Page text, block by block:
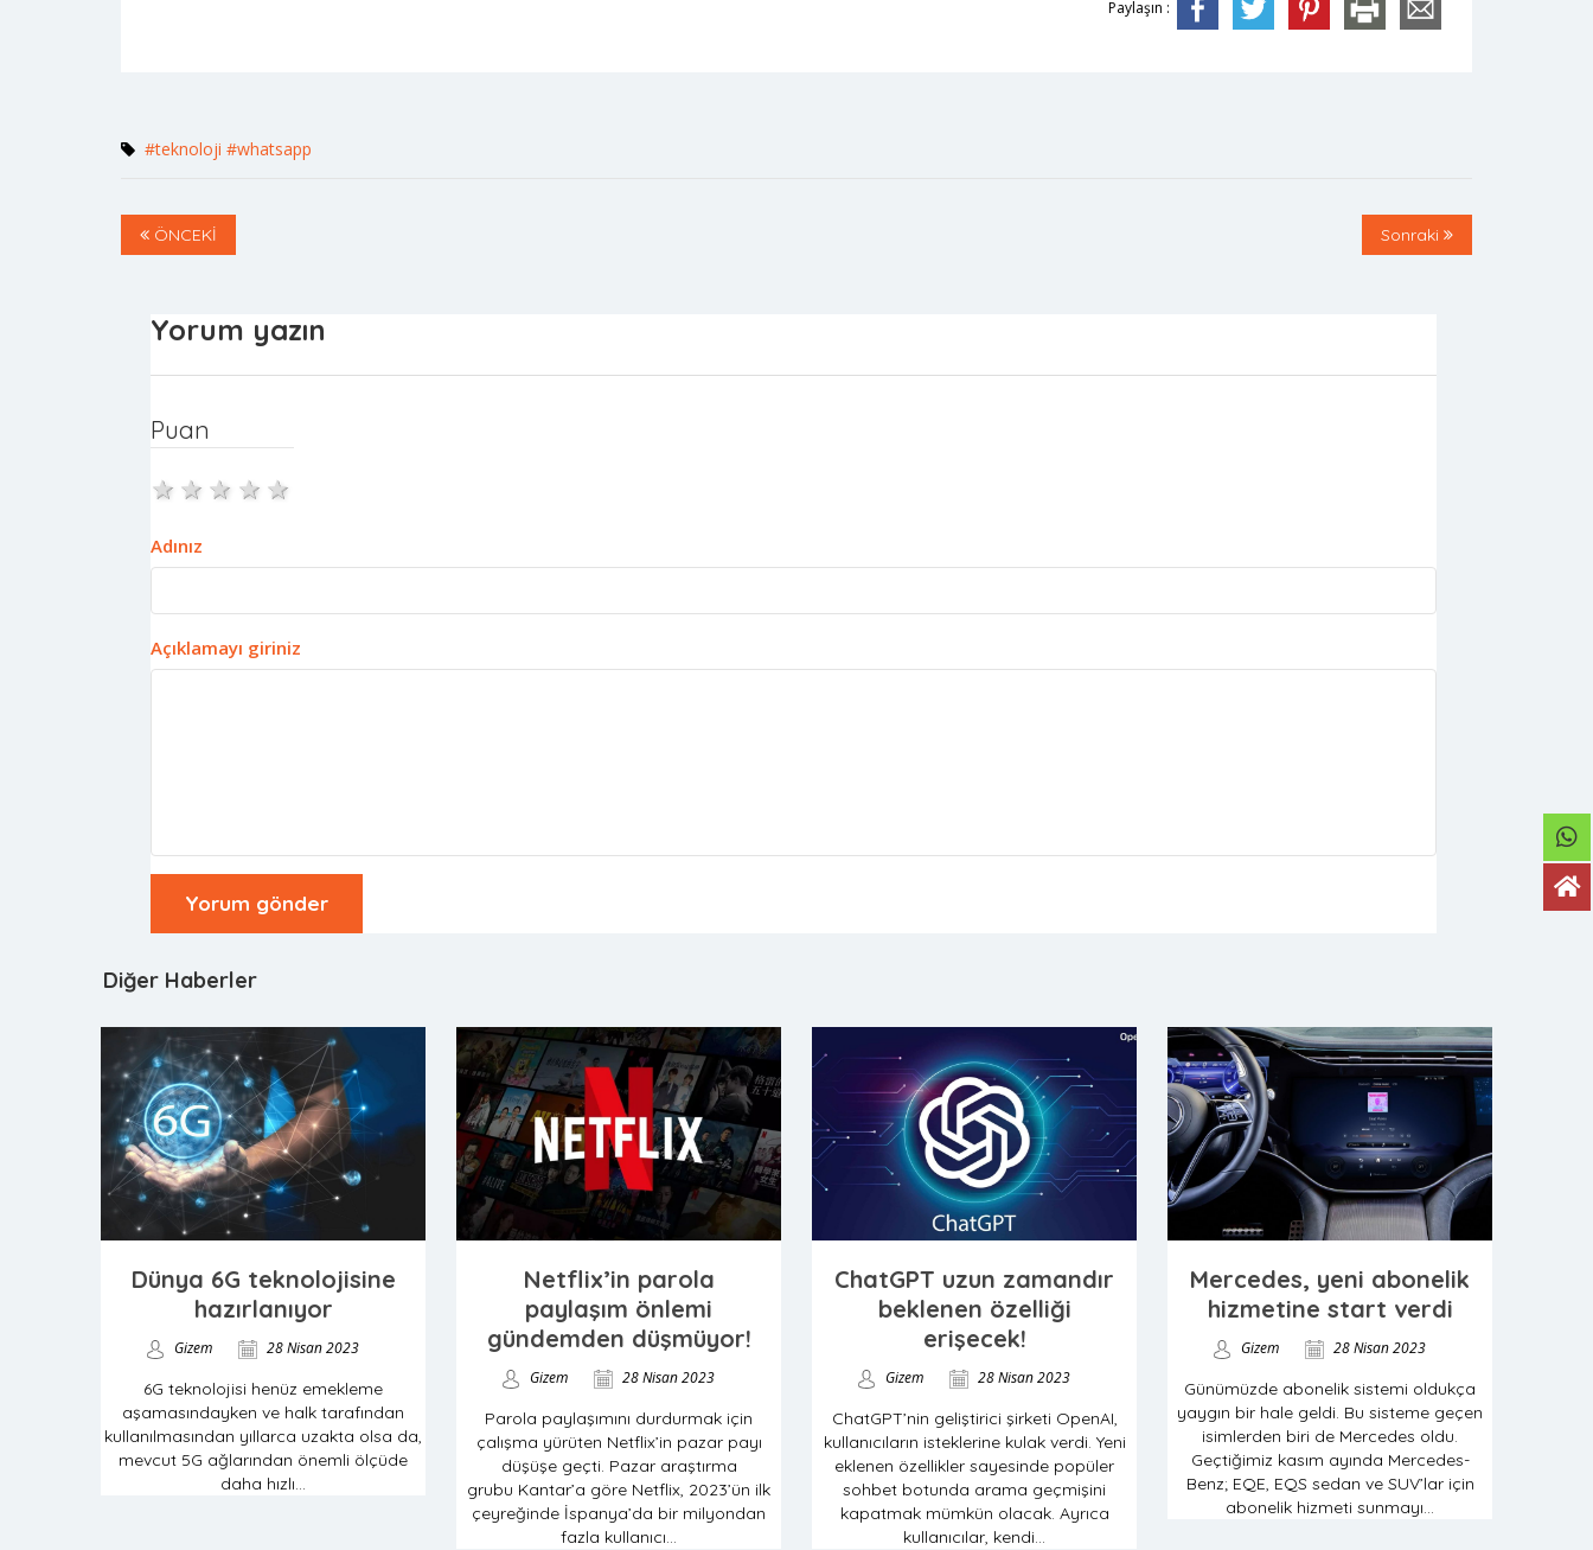
Paylaşın :
#teknoloji #whatsapp
ÖNCEKİ Sonraki
Yorum yazın
Puan
4 stars
3 stars
2 stars
1 star
Adınız
Açıklamayı giriniz
Diğer Haberler
Dünya 6G teknolojisine
hazırlanıyor
Gizem 28 Nisan 2023
6G teknolojisi henüz emekleme
aşamasındayken ve halk tarafından
kullanılmasından yıllarca uzakta olsa da,
mevcut 5G ağlarından önemli ölçüde
daha hızlı...
Netflix’in parola
paylaşım önlemi
gündemden düşmüyor!
Gizem 28 Nisan 2023
Parola paylaşımını durdurmak için
çalışma yürüten Netflix’in pazar payı
düşüşe geçti. Pazar araştırma
grubu Kantar’a göre Netflix, 2023’ün ilk
çeyreğinde İspanya’da bir milyondan
fazla kullanıcı...
ChatGPT uzun zamandır
beklenen özelliği
erişecek!
Gizem 28 Nisan 2023
ChatGPT’nin geliştirici şirketi OpenAI,
kullanıcıların isteklerine kulak verdi. Yeni
eklenen özellikler sayesinde popüler
sohbet botunda arama geçmişini
kapatmak mümkün olacak. Ayrıca
kullanıcılar, kendi...
Mercedes, yeni abonelik
hizmetine start verdi
Gizem 28 Nisan 2023
Günümüzde abonelik sistemi oldukça
yaygın bir hale geldi. Bu sisteme geçen
isimlerden biri de Mercedes oldu.
Geçtiğimiz kasım ayında Mercedes-
Benz; EQE, EQS sedan ve SUV’lar için
abonelik hizmeti sunmayı...